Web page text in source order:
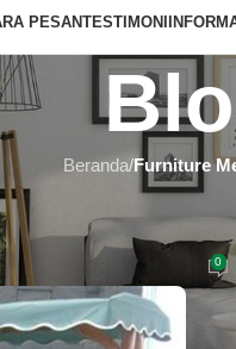
PESANTESTIMONI
Beranda/Furniture
JEPARA
Aktif 2019-12-08 0